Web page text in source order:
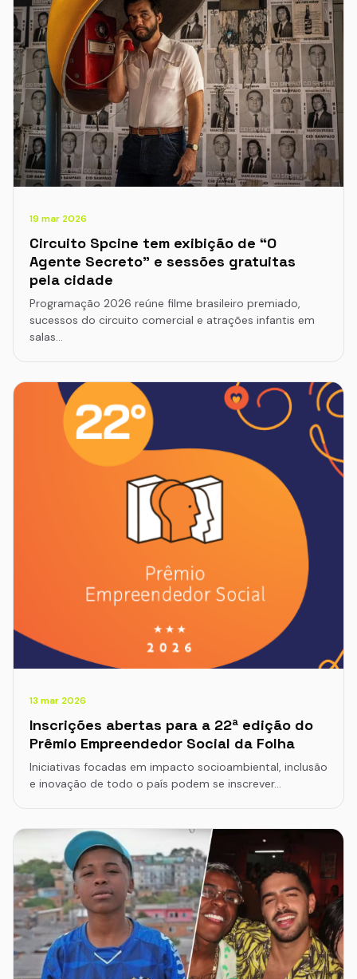
19 mar 2026
Circuito Spcine tem exibição de “O
Agente Secreto” e sessões gratuitas
pela cidade
Programação 2026 reúne filme brasileiro premiado,
sucessos do circuito comercial e atrações infantis em
salas…
13 mar 2026
Inscrições abertas para a 22ª edição do
Prêmio Empreendedor Social da Folha
Iniciativas focadas em impacto socioambiental, inclusão
e inovação de todo o país podem se inscrever…